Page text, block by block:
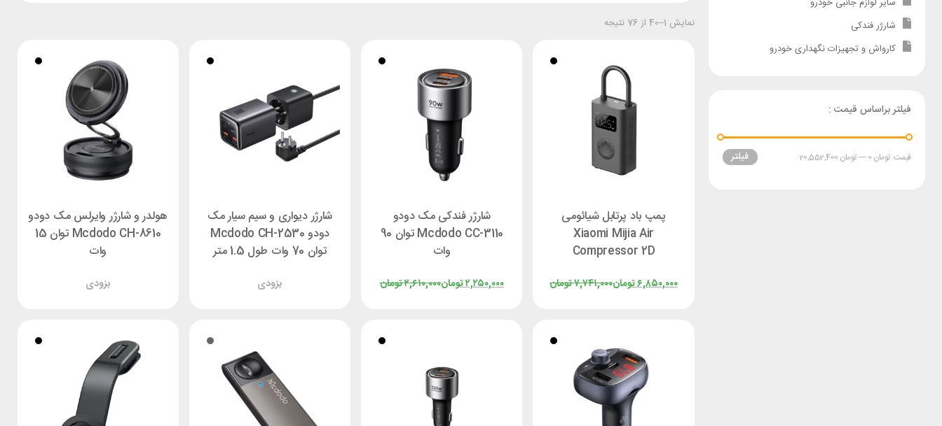
نمایش 1–40 از 76 نتیجه
پمپ باد پرتابل شیائومی
Xiaomi Mijia Air
Compressor 2D
تومان۷,۷۴۱,۰۰۰تومان۶,۸۵۰,۰۰۰
شارژر فندکی مک دودو
Mcdodo CC-3110 توان 90
وات
تومان۲,۶۱۰,۰۰۰تومان۲,۲۵۰,۰۰۰
شارژر دیواری و سیم سیار مک
دودو Mcdodo CH-2530
توان 70 وات طول 1.5 متر
بزودی
هولدر و شارژر وایرلس مک دودو
Mcdodo CH-8610 توان 15
وات
بزودی
شارژر فندکی
کارواش و تجهیزات نگهداری خودرو
فیلتر براساس قیمت :
فیلتر قیمت:تومان 0 —تومان 20,552,400